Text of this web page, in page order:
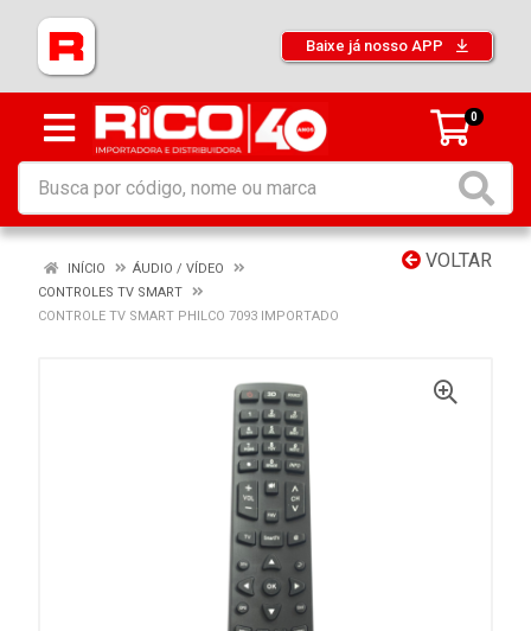
Baixe já nosso APP
0
VOLTAR
INÍCIO
ÁUDIO / VÍDEO
CONTROLES TV SMART
CONTROLE TV SMART PHILCO 7093 IMPORTADO